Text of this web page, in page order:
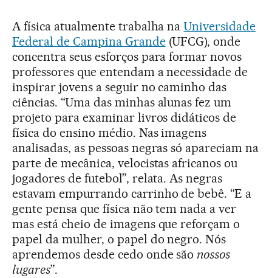
A física atualmente trabalha naUniversidade
Federal de Campina Grande(UFCG), onde
concentra seus esforços para formar novos
professores que entendam a necessidade de
inspirar jovens a seguir no caminho das
ciências. “Uma das minhas alunas fez um
projeto para examinar livros didáticos de
física do ensino médio. Nas imagens
analisadas, as pessoas negras só apareciam na
parte de mecânica, velocistas africanos ou
jogadores de futebol”, relata. As negras
estavam empurrando carrinho de bebê. “E a
gente pensa que física não tem nada a ver
mas está cheio de imagens que reforçam o
papel da mulher, o papel do negro. Nós
aprendemos desde cedo onde sãonossos
lugares”.